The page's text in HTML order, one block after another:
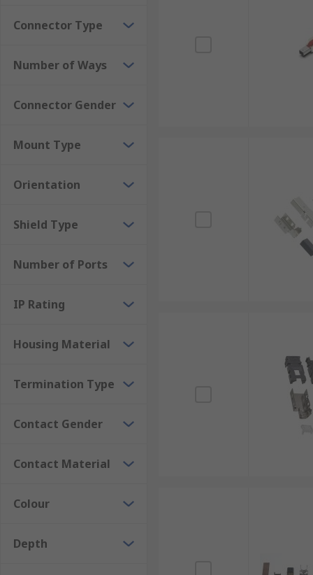
Connector Type
Number of Ways
Connector Gender
Mount Type
Orientation
Shield Type
Number of Ports
IP Rating
Housing Material
Termination Type
Contact Gender
Contact Material
Colour
Depth